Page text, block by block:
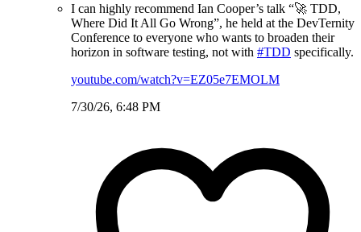
I can highly recommend Ian Cooper’s talk “🚀 TDD,
Where Did It All Go Wrong”, he held at the DevTernity
Conference to everyone who wants to broaden their
horizon in software testing, not with #TDD specifically.
youtube.com/watch?v=EZ05e7EMOLM
7/30/26, 6:48 PM